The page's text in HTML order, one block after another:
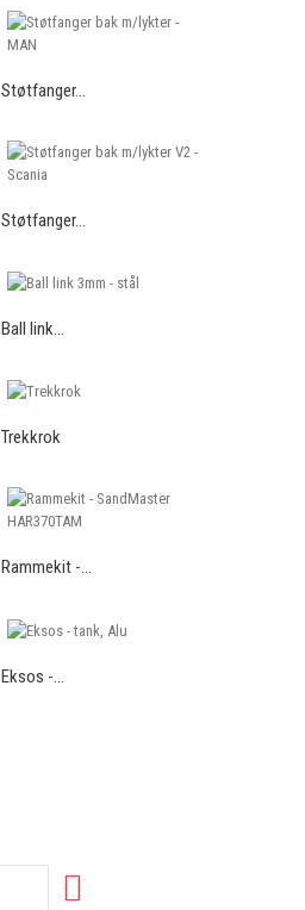
Støtfanger...
Støtfanger...
Ball link...
Trekkrok
Rammekit -...
Eksos -...